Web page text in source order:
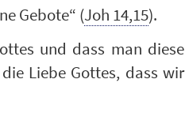
Gebote“ (Joh 14,15).
und dass man diese
Liebe Gottes, dass wir